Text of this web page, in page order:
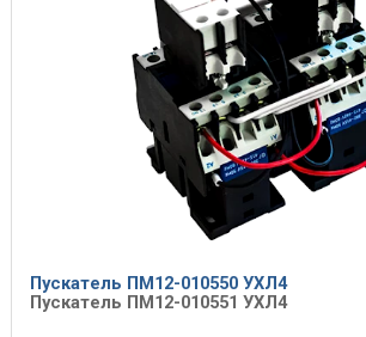
Пускатель ПМ12-010550 УХЛ4
Пускатель ПМ12-010551 УХЛ4